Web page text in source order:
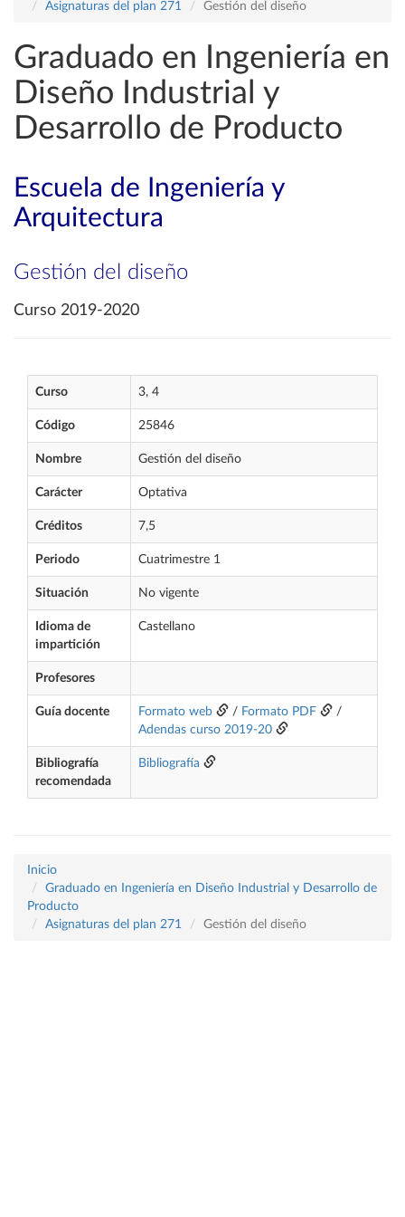
Asignaturas del plan 271
Gestión del diseño
Graduado en Ingeniería en
Diseño Industrial y
Desarrollo de Producto
Escuela de Ingeniería y
Arquitectura
Gestión del diseño
Curso 2019-2020
Curso 3, 4
Código 25846
Nombre Gestión del diseño
Carácter Optativa
Créditos 7,5
Periodo Cuatrimestre 1
Situación No vigente
Idioma de
impartición
Castellano
Profesores
Guía docente Formato web / Formato PDF
/
Adendas curso 2019-20
Bibliografía
recomendada
Bibliografía
Inicio
Graduado en Ingeniería en Diseño Industrial y Desarrollo de
Producto
Asignaturas del plan 271
Gestión del diseño